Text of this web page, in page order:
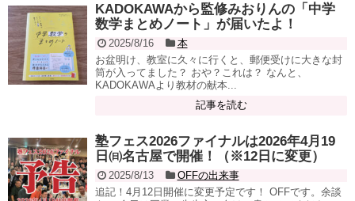
KADOKAWAから監修みおりんの「中学
数学まとめノート」が届いたよ！
2025/8/16
本
お盆明け、教室に久々に行くと、郵便受けに大きな封
筒が入ってました？ おや？これは？ なんと、
KADOKAWAより教材の献本...
記事を読む
塾フェス2026ファイナルは2026年4月19
日㈰名古屋で開催！（※12日に変更）
2025/8/13
OFFの出来事
追記！4月12日開催に変更予定です！ OFFです。余談